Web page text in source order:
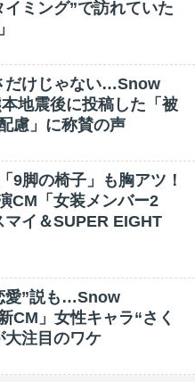
ミング”で訪れていた
だけじゃない…Snow
地震後に投稿した「被
慮」に称賛の声
9脚の椅子」も胸アツ！
CM「女装メンバー2
マイ＆SUPER EIGHT
愛”説も…Snow
CM」女性キャラ“さく
大注目のワケ